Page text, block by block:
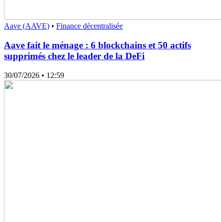
Aave (AAVE) • Finance décentralisée
Aave fait le ménage : 6 blockchains et 50 actifs
supprimés chez le leader de la DeFi
30/07/2026 • 12:59